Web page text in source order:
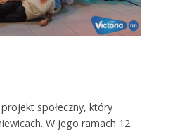
społeczny, który
W jego ramach 12